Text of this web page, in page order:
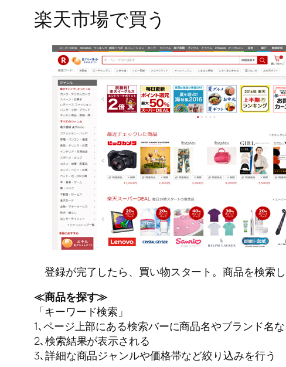
楽天市場で買う
登録が完了したら、買い物スタート。商品を検索
≪商品を探す≫
「キーワード検索」
1､ページ上部にある検索バーに商品名やブランド名
2､検索結果が表示される
3､詳細な商品ジャンルや価格帯など絞り込みを行う